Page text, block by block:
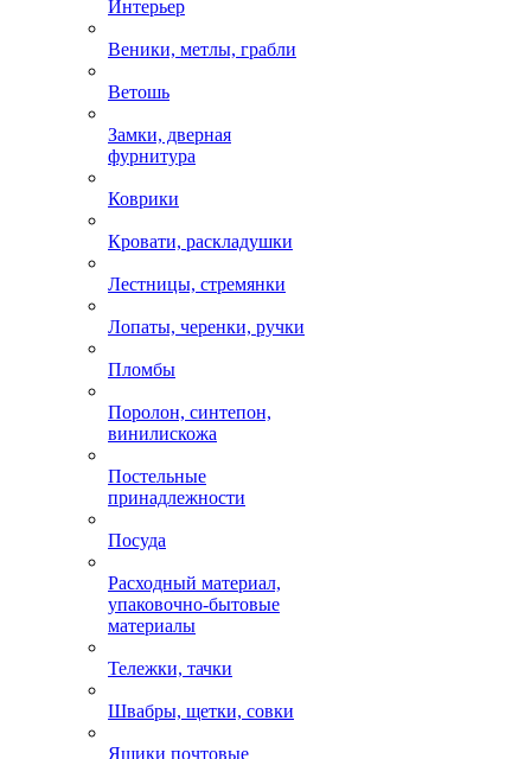
Интерьер
Веники, метлы, грабли
Ветошь
Замки, дверная
фурнитура
Коврики
Кровати, раскладушки
Лестницы, стремянки
Лопаты, черенки, ручки
Пломбы
Поролон, синтепон,
винилискожа
Постельные
принадлежности
Посуда
Расходный материал,
упаковочно-бытовые
материалы
Тележки, тачки
Швабры, щетки, совки
Ящики почтовые